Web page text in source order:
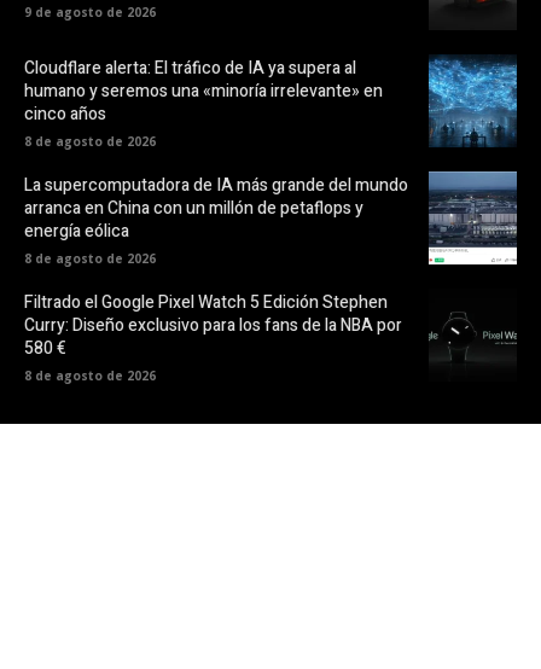
9 de agosto de 2026
Cloudflare alerta: El tráfico de IA ya supera al
humano y seremos una «minoría irrelevante» en
cinco años
8 de agosto de 2026
La supercomputadora de IA más grande del mundo
arranca en China con un millón de petaflops y
energía eólica
8 de agosto de 2026
Filtrado el Google Pixel Watch 5 Edición Stephen
Curry: Diseño exclusivo para los fans de la NBA por
580 €
8 de agosto de 2026